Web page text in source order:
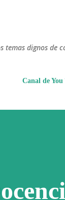
temas dignos de
Canal de You